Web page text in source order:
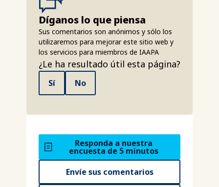
Díganos lo que piensa
Sus comentarios son anónimos y sólo los
utilizaremos para mejorar este sitio web y
los servicios para miembros de IAAPA
¿Le ha resultado útil esta página?
Sí No
Responda a nuestra
encuesta de 5 minutos
Envíe sus comentarios